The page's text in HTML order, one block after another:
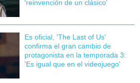
'reinvención de un clásico'
Es oficial, 'The Last of Us'
confirma el gran cambio de
protagonista en la temporada 3:
'Es igual que en el videojuego'